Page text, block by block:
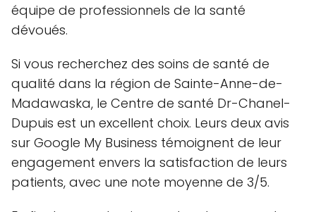
équipe de professionnels de la santé
dévoués.
Si vous recherchez des soins de santé de
qualité dans la région de Sainte-Anne-de-
Madawaska, le Centre de santé Dr-Chanel-
Dupuis est un excellent choix. Leurs deux avis
sur Google My Business témoignent de leur
engagement envers la satisfaction de leurs
patients, avec une note moyenne de 3/5.